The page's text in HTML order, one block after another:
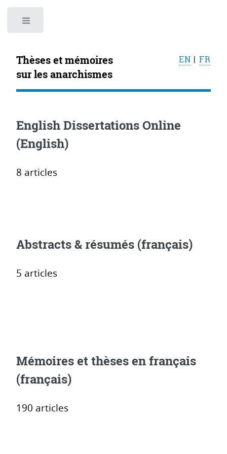
Thèses et mémoires
sur les anarchismes
EN | FR
English Dissertations Online
(English)
8 articles
Abstracts & résumés (français)
5 articles
Mémoires et thèses en français
(français)
190 articles